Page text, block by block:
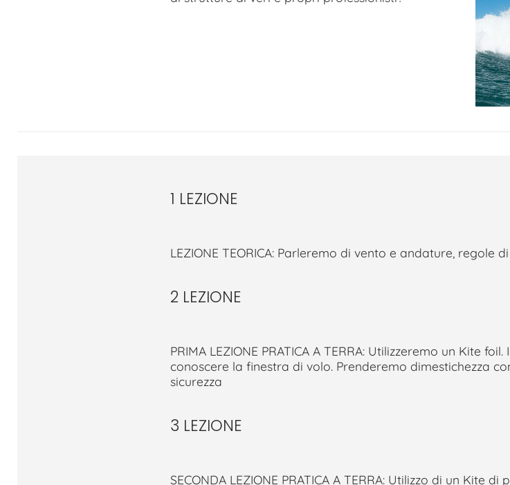
1 LEZIONE
LEZIONE TEORICA: Parleremo di vento e andature, regole
2 LEZIONE
PRIMA LEZIONE PRATICA A TERRA: Utilizzeremo un Kite
conoscere la finestra di volo. Prenderemo dimestichezza
sicurezza
3 LEZIONE
SECONDA LEZIONE PRATICA A TERRA: Utilizzo di un Kite